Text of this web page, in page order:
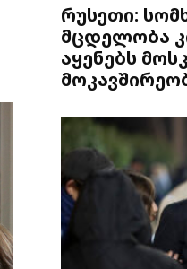
რუსეთი:
მცდელობა
აყენებს